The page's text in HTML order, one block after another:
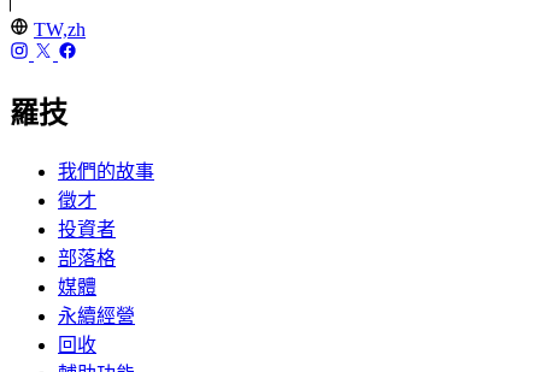
TW,zh
羅技
我們的故事
徵才
投資者
部落格
媒體
永續經營
回收